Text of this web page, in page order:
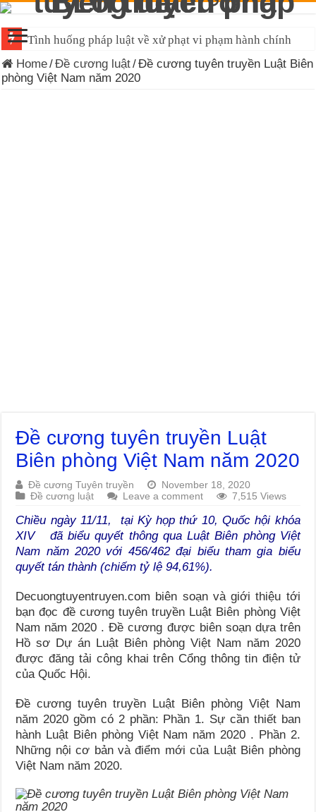
Đề cương tuyên truyền Luật Tiếp cận thông tin 2026
Home/Đề cương luật/Đề cương tuyên truyền Luật Biên
phòng Việt Nam năm 2020
Đề cương tuyên truyền Luật
Biên phòng Việt Nam năm 2020
Đề cương Tuyên truyền
November 18, 2020
Đề cương luật
Leave a comment 7,515 Views
Chiều ngày 11/11, tại Kỳ họp thứ 10, Quốc hội khóa
XIV đã biểu quyết thông qua Luật Biên phòng Việt
Nam năm 2020 với 456/462 đại biểu tham gia biểu
quyết tán thành (chiếm tỷ lệ 94,61%).
Decuongtuyentruyen.com biên soạn và giới thiệu tới
bạn đọc đề cương tuyên truyền Luật Biên phòng Việt
Nam năm 2020 . Đề cương được biên soạn dựa trên
Hồ sơ Dự án Luật Biên phòng Việt Nam năm 2020
được đăng tải công khai trên Cổng thông tin điện tử
của Quốc Hội.
Đề cương tuyên truyền Luật Biên phòng Việt Nam
năm 2020 gồm có 2 phần: Phần 1. Sự cần thiết ban
hành Luật Biên phòng Việt Nam năm 2020 . Phần 2.
Những nội cơ bản và điểm mới của Luật Biên phòng
Việt Nam năm 2020.